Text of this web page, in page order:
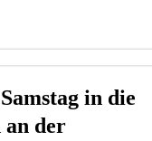
in die
an der